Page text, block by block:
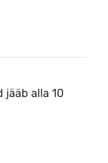
jääb alla 10